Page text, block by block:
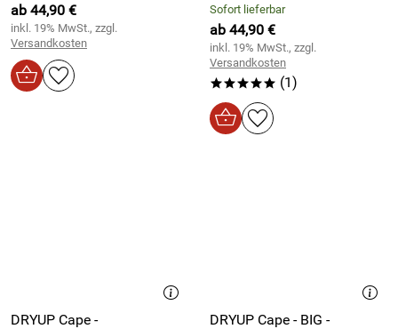
ab 44,90 €
inkl. 19% MwSt., zzgl.
Versandkosten
Sofort lieferbar
ab 44,90 €
inkl. 19% MwSt., zzgl.
Versandkosten
***** (1)
DRYUP Cape -
DRYUP Cape - BIG -